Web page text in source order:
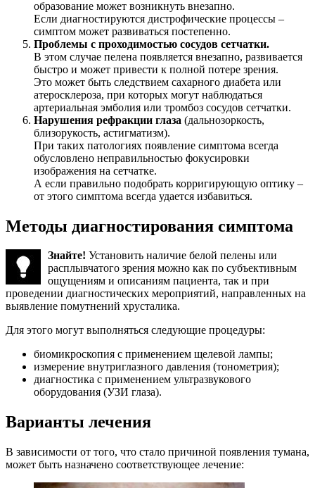
образование может возникнуть внезапно.
Если диагностируются дистрофические процессы –
симптом может развиваться постепенно.
Проблемы с проходимостью сосудов сетчатки.
В этом случае пелена появляется внезапно, развивается
быстро и может привести к полной потере зрения.
Это может быть следствием сахарного диабета или
атеросклероза, при которых могут наблюдаться
артериальная эмболия или тромбоз сосудов сетчатки.
Нарушения рефракции глаза (дальнозоркость,
близорукость, астигматизм).
При таких патологиях появление симптома всегда
обусловлено неправильностью фокусировки
изображения на сетчатке.
А если правильно подобрать корригирующую оптику –
от этого симптома всегда удается избавиться.
Методы диагностирования симптома
Знайте! Установить наличие белой пелены или
расплывчатого зрения можно как по субъективным
ощущениям и описаниям пациента, так и при
проведении диагностических мероприятий, направленных на
выявление помутнений хрусталика.
Для этого могут выполняться следующие процедуры:
биомикроскопия с применением щелевой лампы;
измерение внутриглазного давления (тонометрия);
диагностика с применением ультразвукового
оборудования (УЗИ глаза).
Варианты лечения
В зависимости от того, что стало причиной появления тумана,
может быть назначено соответствующее лечение: